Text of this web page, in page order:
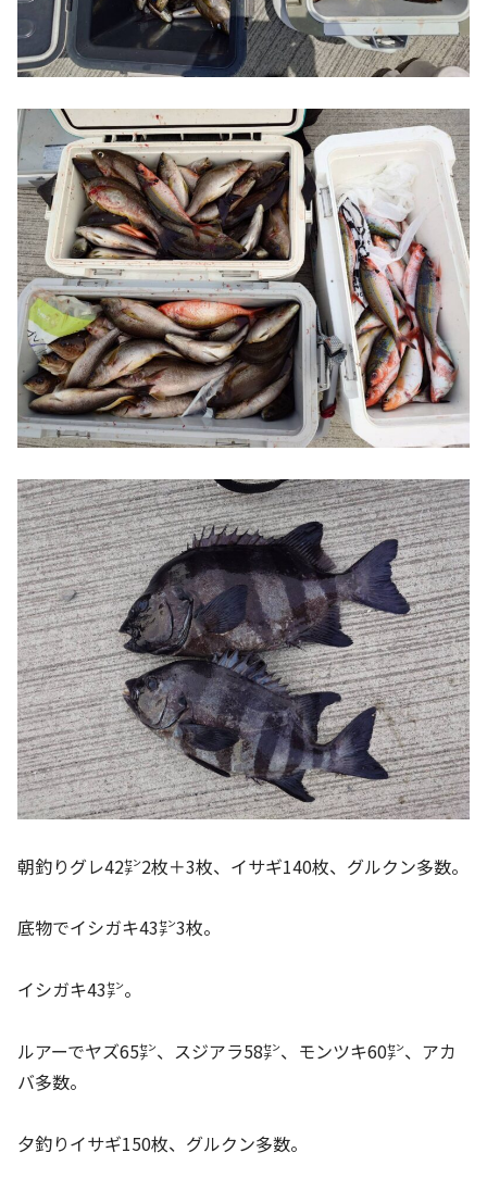
朝釣りグレ42㌢2枚＋3枚、イサギ140枚、グルクン多数。
底物でイシガキ43㌢3枚。
イシガキ43㌢。
ルアーでヤズ65㌢、スジアラ58㌢、モンツキ60㌢、アカ
バ多数。
夕釣りイサギ150枚、グルクン多数。